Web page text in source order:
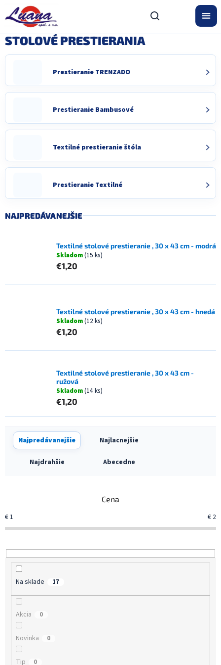
obsah
STOLOVÉ PRESTIERANIA
Prestieranie TRENZADO
Prestieranie Bambusové
Textilné prestieranie štóla
Prestieranie Textilné
NAJPREDÁVANEJŠIE
Textilné stolové prestieranie , 30 x 43 cm - modrá
Skladom(15 ks)
€1,20
Textilné stolové prestieranie , 30 x 43 cm - hnedá
Skladom(12 ks)
€1,20
Textilné stolové prestieranie , 30 x 43 cm -
ružová
Skladom(14 ks)
€1,20
R
a
u
k
t
v
Najpredávanejšie Najlacnejšie
Najdrahšie Abecedne
Cena
€1 € 2
Na sklade 17
Akcia 0
Novinka 0
Tip 0